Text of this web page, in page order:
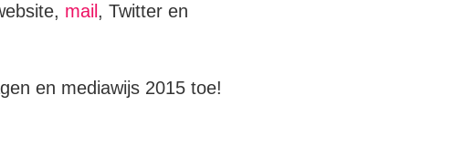
mail , Twitter en
en mediawijs 2015 toe!